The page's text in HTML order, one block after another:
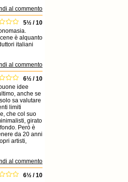
al commento
5½ / 10
è alquanto
italiani
al commento
6½ / 10
idee
anche se
sa valutare
limiti
che col suo
girato
Però è
da 20 anni
artisti,
al commento
6½ / 10